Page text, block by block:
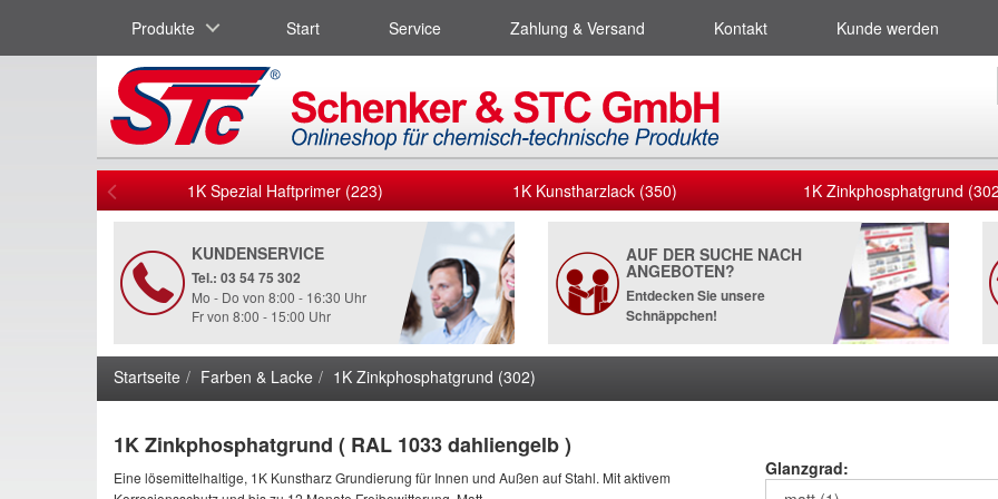
Produkte Start Service Zahlung & Versand Kontakt Kunde werden
1K Spezial Haftprimer (223) 1K Kunstharzlack (350) 1K Zinkphosphatgrund
KUNDENSERVICE
Tel.: 03 54 75 302
Mo - Do von 8:00 - 16:30 Uhr
Fr von 8:00 - 15:00 Uhr
AUF DER SUCHE NACH
ANGEBOTEN?
Entdecken Sie unsere
Schnäppchen!
Startseite Farben & Lacke 1K Zinkphosphatgrund (302)
1K Zinkphosphatgrund ( RAL 1033 dahliengelb )
Eine lösemittelhaltige, 1K Kunstharz Grundierung für Innen und Außen auf Stahl. Mit aktivem
Glanzgrad: